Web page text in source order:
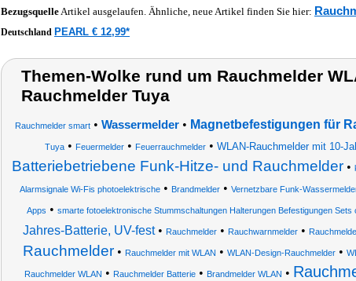
BezugsquelleArtikel ausgelaufen. Ähnliche, neue Artikel finden Sie hier:
Deutschland PEARL € 12,99*
Themen-Wolke rund um Rauchmelder
Rauchmelder Tuya
Rauchmelder smart • Wassermelder • Magnetbefestigungen für
Tuya• Feuermelder• Feuerrauchmelder• WLAN-Rauchmelder mit 10-
Batteriebetriebene Funk-Hitze- und Rauchmelder •
Alarmsignale Wi-Fis photoelektrische • Brandmelder • Vernetzbare Funk-
Apps • smarte fotoelektronische Stummschaltungen Halterungen Befestigungen Sets
Jahres-Batterie, UV-fest• Rauchmelder • Rauchwarnmelder •
Rauchmelder• Rauchmelder mit WLAN • WLAN-Design-Rauchmelder•
Rauchmelder WLAN • Rauchmelder Batterie • Brandmelder WLAN •